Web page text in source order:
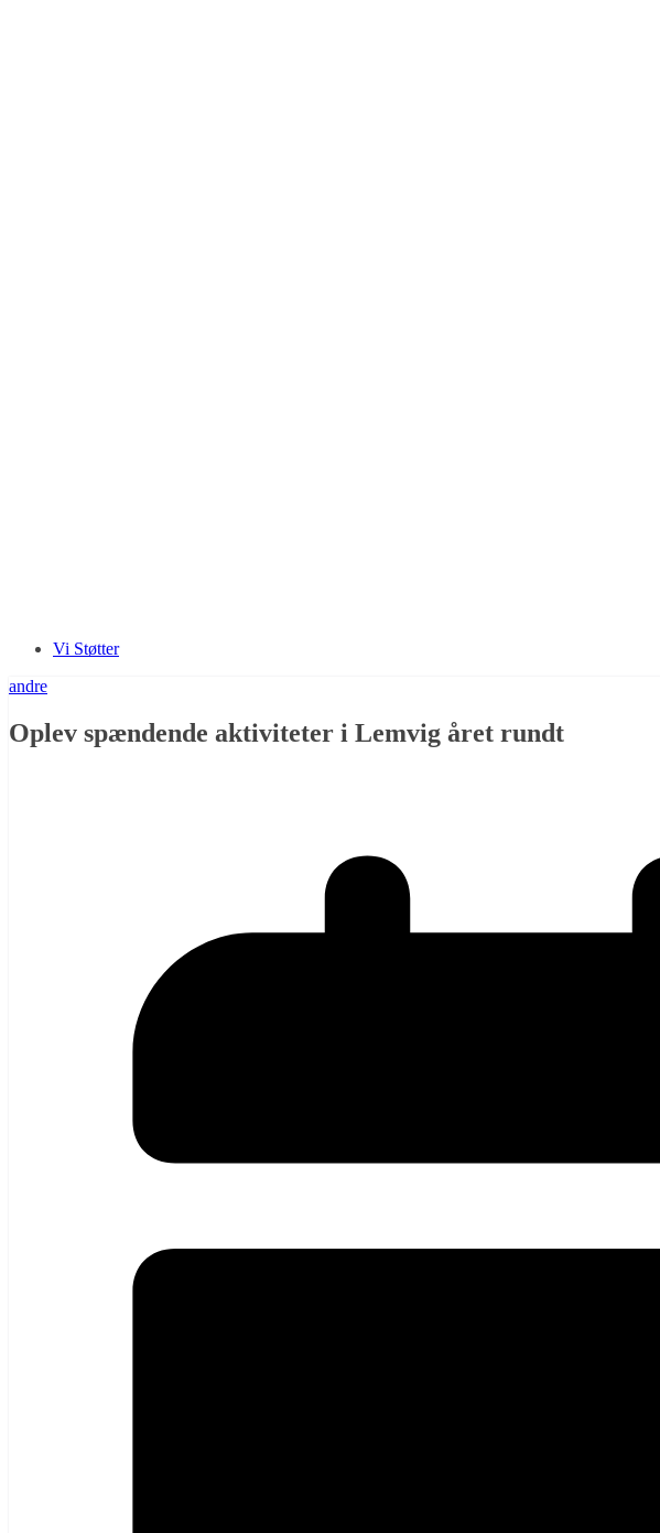
Vi Støtter
andre
Oplev spændende aktiviteter i Lemvig året rundt